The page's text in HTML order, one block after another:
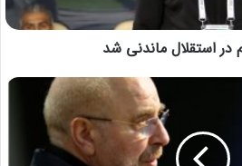
در استقلال ماندنی شد